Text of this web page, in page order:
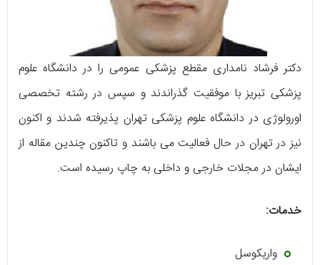
دکتر فرشاد نامداری مقطع پزشکی عمومی را در دانشگاه علوم
پزشکی تبریز با موفقیت گذراندند و سپس در رشته تخصصی
اورولوژی در دانشگاه علوم پزشکی تهران پذیرفته شدند و اکنون
نیز در تهران در حال فعالیت می باشند و تاکنون چندین مقاله از
ایشان در مجلات خارجی و داخلی به چاپ رسیده است.
خدمات:
واریکوسل